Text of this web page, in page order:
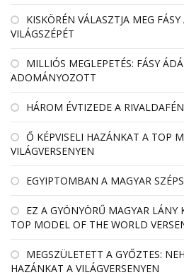
KISKÖRÉN VÁLASZTJA MEG
VILÁGSZÉPÉT
MILLIÓS MEGLEPETÉS: FÁSY
ADOMÁNYOZOTT
HÁROM ÉVTIZEDE A
Ő KÉPVISELI HAZÁNKAT A TOP
VILÁGVERSENYEN
EGYIPTOMBAN A MAGYAR
EZ A GYÖNYÖRŰ MAGYAR LÁNY
TOP MODEL OF THE WORLD
MEGSZÜLETETT A GYŐZTES:
HAZÁNKAT A VILÁGVERSENYEN